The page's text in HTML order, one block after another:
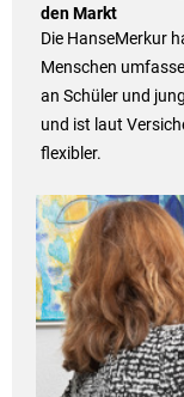
den Markt
Die HanseMerkur
Menschen
an Schüler und
und ist laut
flexibler.